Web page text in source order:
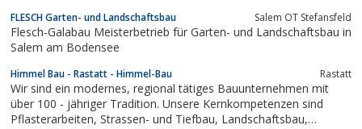
überzeugen!
FLESCH Garten- und Landschaftsbau Salem OT Stefansfeld
Flesch-Galabau Meisterbetrieb für Garten- und Landschaftsbau in
Salem am Bodensee
Himmel Bau - Rastatt - Himmel-Bau Rastatt
Wir sind ein modernes, regional tätiges Bauunternehmen mit
über 100 - jähriger Tradition. Unsere Kernkompetenzen sind
Pflasterarbeiten, Strassen- und Tiefbau, Landschaftsbau,